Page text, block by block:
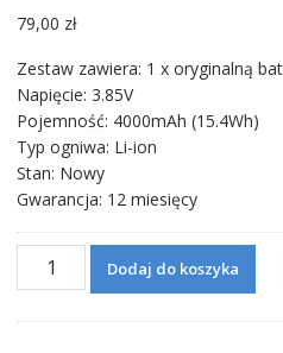
79,00 zł
Zestaw zawiera: 1 x oryginalną
Napięcie: 3.85V
Pojemność: 4000mAh (15.4Wh)
Typ ogniwa: Li-ion
Stan: Nowy
Gwarancja: 12 miesięcy
ilość
Bateria
Dodaj do koszyka